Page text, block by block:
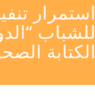
استمرار
للشباب
الكتابة